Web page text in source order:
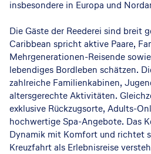
insbesondere in Europa und
Die Gäste der Reederei sind breit
Caribbean spricht aktive Paare,
Mehrgenerationen-Reisende
lebendiges Bordleben schätzen.
zahlreiche Familienkabinen,
altersgerechte Aktivitäten.
exklusive Rückzugsorte, Adults-
hochwertige Spa-Angebote. Das
Dynamik mit Komfort und richtet
Kreuzfahrt als Erlebnisreise